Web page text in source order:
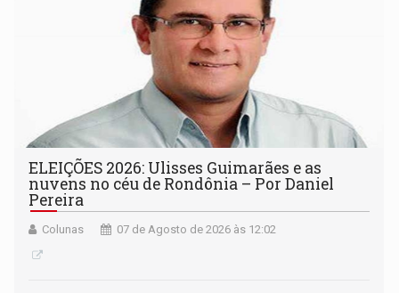
ELEIÇÕES 2026: Ulisses Guimarães e as
nuvens no céu de Rondônia – Por Daniel
Pereira
Colunas 07 de Agosto de 2026 às 12:02